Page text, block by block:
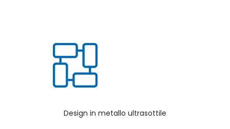
Design in metallo ultrasottile